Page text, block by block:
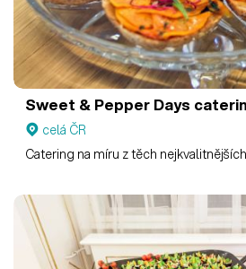
Sweet & Pepper Days
celá ČR
Catering na míru z těch